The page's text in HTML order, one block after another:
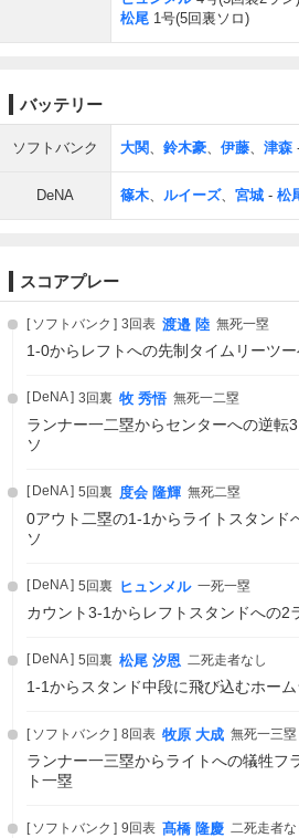
松尾 1号(5回裏ソロ)
バッテリー
ソフトバンク 大関、 鈴木豪、 伊藤、 津森
DeNA 篠木、 ルイーズ、 宮城 - 松
スコアプレー
ソフトバンク 3回表 渡邉 陸 無死一塁
1-0からレフトへの先制タイムリーツ
DeNA 3回裏 牧 秀悟 無死一二塁
ランナー一二塁からセンターへの逆転
ソ
DeNA 5回裏 度会 隆輝 無死二塁
0アウト二塁の1-1からライトスタンド
ソ
DeNA 5回裏 ヒュンメル 一死一塁
カウント3-1からレフトスタンドへの2
DeNA 5回裏 松尾 汐恩 二死走者なし
1-1からスタンド中段に飛び込むホー
ソフトバンク 8回表 牧原 大成 無死一三塁
ランナー一三塁からライトへの犠牲フ
ト一塁
ソフトバンク 9回表 髙橋 隆慶 二死走者な